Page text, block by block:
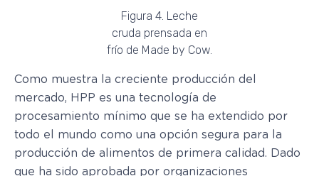
Figura 4. Leche
cruda prensada en
frío de Made by Cow.
Como muestra la creciente producción del
mercado, HPP es una tecnología de
procesamiento mínimo que se ha extendido por
todo el mundo como una opción segura para la
producción de alimentos de primera calidad. Dado
que ha sido aprobada por organizaciones